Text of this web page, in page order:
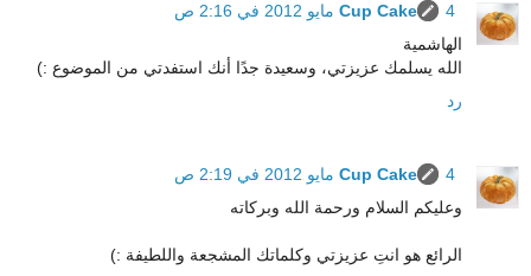
Cup Cake
4 مايو 2012 في 2:16 ص
الهاشمية
الله يسلمك عزيزتي، وسعيدة جدًا أنك استفدتي من الموضوع :)
رد
Cup Cake
4 مايو 2012 في 2:19 ص
وعليكم السلام ورحمة الله وبركاته
الرائع هو انتِ عزيزتي وكلماتك المشجعة واللطيفة :)